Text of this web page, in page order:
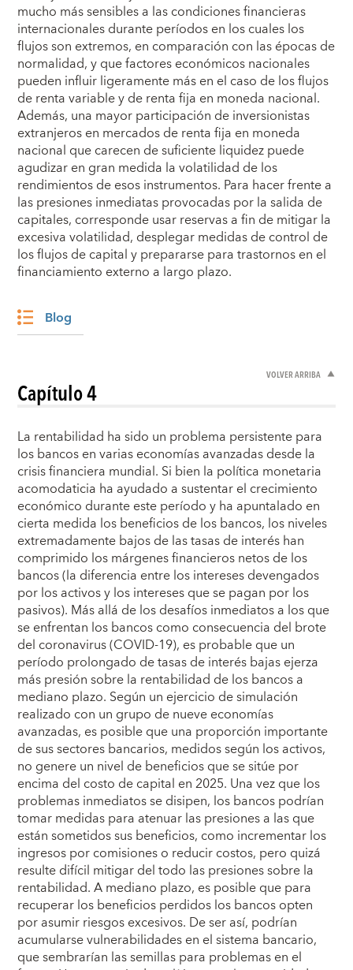
mucho más sensibles a las condiciones financieras
internacionales durante períodos en los cuales los
flujos son extremos, en comparación con las épocas de
normalidad, y que factores económicos nacionales
pueden influir ligeramente más en el caso de los flujos
de renta variable y de renta fija en moneda nacional.
Además, una mayor participación de inversionistas
extranjeros en mercados de renta fija en moneda
nacional que carecen de suficiente liquidez puede
agudizar en gran medida la volatilidad de los
rendimientos de esos instrumentos. Para hacer frente a
las presiones inmediatas provocadas por la salida de
capitales, corresponde usar reservas a fin de mitigar la
excesiva volatilidad, desplegar medidas de control de
los flujos de capital y prepararse para trastornos en el
financiamiento externo a largo plazo.
Blog
VOLVER ARRIBA
Capítulo 4
La rentabilidad ha sido un problema persistente para
los bancos en varias economías avanzadas desde la
crisis financiera mundial. Si bien la política monetaria
acomodaticia ha ayudado a sustentar el crecimiento
económico durante este período y ha apuntalado en
cierta medida los beneficios de los bancos, los niveles
extremadamente bajos de las tasas de interés han
comprimido los márgenes financieros netos de los
bancos (la diferencia entre los intereses devengados
por los activos y los intereses que se pagan por los
pasivos). Más allá de los desafíos inmediatos a los que
se enfrentan los bancos como consecuencia del brote
del coronavirus (COVID-19), es probable que un
período prolongado de tasas de interés bajas ejerza
más presión sobre la rentabilidad de los bancos a
mediano plazo. Según un ejercicio de simulación
realizado con un grupo de nueve economías
avanzadas, es posible que una proporción importante
de sus sectores bancarios, medidos según los activos,
no genere un nivel de beneficios que se sitúe por
encima del costo de capital en 2025. Una vez que los
problemas inmediatos se disipen, los bancos podrían
tomar medidas para atenuar las presiones a las que
están sometidos sus beneficios, como incrementar los
ingresos por comisiones o reducir costos, pero quizá
resulte difícil mitigar del todo las presiones sobre la
rentabilidad. A mediano plazo, es posible que para
recuperar los beneficios perdidos los bancos opten
por asumir riesgos excesivos. De ser así, podrían
acumularse vulnerabilidades en el sistema bancario,
que sembrarían las semillas para problemas en el